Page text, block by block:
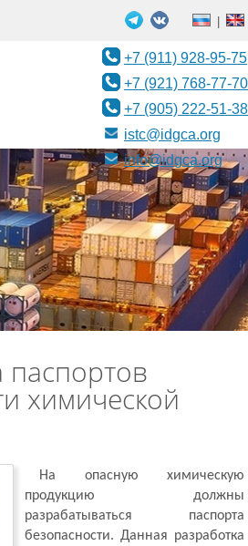
+7 (911) 928-95-75
+7 (921) 768-77-70
+7 (905) 222-51-38
istc@idgca.org
info@idgca.org
паспортов
химической
На опасную химическую
продукцию должны
разрабатываться паспорта
безопасности. Данная разработка